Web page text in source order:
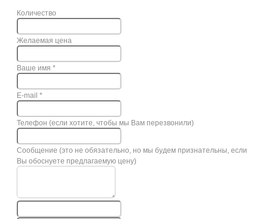
Количество
Желаемая цена
Ваше имя *
E-mail *
Телефон (если хотите, чтобы мы Вам перезвонили)
Сообщение (это не обязательно, но мы будем признательны, если
Вы обоснуете предлагаемую цену)